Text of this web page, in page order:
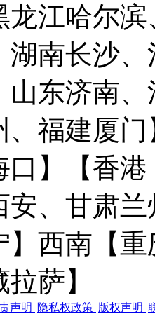
龙江哈尔
湖南长沙
山东济南
、福建厦门
】
【香
安、甘肃
西南【
萨】
声明 |隐私权政策 |版权声明 |